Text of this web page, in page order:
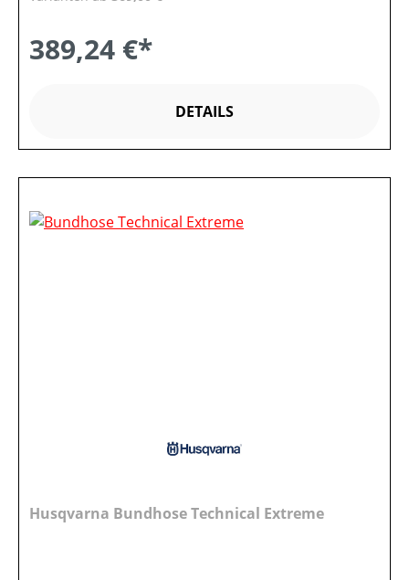
389,24 €*
DETAILS
Husqvarna Bundhose Technical Extreme